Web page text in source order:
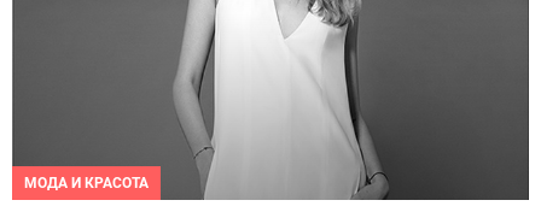
МОДА И КРАСОТА